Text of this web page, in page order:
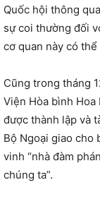
Quốc hội thông
sự coi thường đối
cơ quan này có
Cũng trong tháng
Viện Hòa bình
được thành lập và
Bộ Ngoại giao cho
vinh “nhà đàm
chúng ta”.